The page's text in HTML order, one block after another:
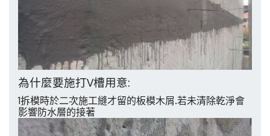
為什麼要施打V槽用意:
1拆模時於二次施工縫才留的板模木屑.若未清除乾淨會
影響防水層的接著